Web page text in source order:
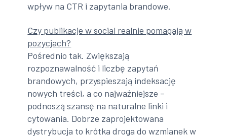
wpływ na CTR i zapytania brandowe.
Czy publikacje w social realnie pomagają w
pozycjach?
Pośrednio tak. Zwiększają
rozpoznawalność i liczbę zapytań
brandowych, przyspieszają indeksację
nowych treści, a co najważniejsze –
podnoszą szansę na naturalne linki i
cytowania. Dobrze zaprojektowana
dystrybucja to krótka droga do wzmianek w